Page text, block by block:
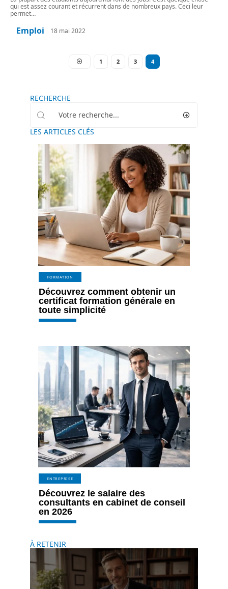
qui est assez courant et récurrent dans de nombreux pays. Ceci leur
permet…
Emploi 18 mai 2022
1 2 3 4
RECHERCHE
LES ARTICLES CLÉS
FORMATION
Découvrez comment obtenir un
certificat formation générale en
toute simplicité
ENTREPRISE
Découvrez le salaire des
consultants en cabinet de conseil
en 2026
À RETENIR